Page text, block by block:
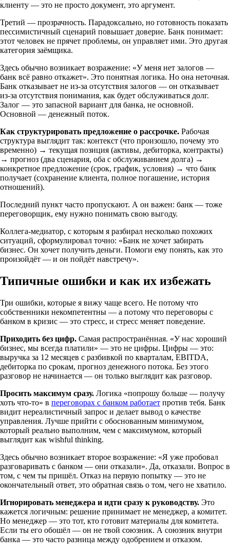
клиенту — это не просто документ, это аргумент.
Третий — прозрачность. Парадоксально, но готовность показать
пессимистичный сценарий повышает доверие. Банк понимает:
этот человек не прячет проблемы, он управляет ими. Это другая
категория заёмщика.
Здесь обычно возникает возражение: «У меня нет залогов —
банк всё равно откажет». Это понятная логика. Но она неточная.
Банк отказывает не из-за отсутствия залогов — он отказывает
из-за отсутствия понимания, как будет обслуживаться долг.
Залог — это запасной вариант для банка, не основной.
Основной — денежный поток.
Как структурировать предложение о рассрочке. Рабочая
структура выглядит так: контекст (что произошло, почему это
временно) → текущая позиция (активы, дебиторка, контракты)
→ прогноз (два сценария, оба с обслуживанием долга) →
конкретное предложение (срок, график, условия) → что банк
получает (сохранение клиента, полное погашение, история
отношений).
Последний пункт часто пропускают. А он важен: банк — тоже
переговорщик, ему нужно понимать свою выгоду.
Коллега-медиатор, с которым я разбирал несколько похожих
ситуаций, сформулировал точно: «Банк не хочет забирать
бизнес. Он хочет получить деньги. Помоги ему понять, как это
произойдёт — и он пойдёт навстречу».
Типичные ошибки и как их избежать
Три ошибки, которые я вижу чаще всего. Не потому что
собственники некомпетентны — а потому что переговоры с
банком в кризис — это стресс, и стресс меняет поведение.
Приходить без цифр. Самая распространённая. «У нас хороший
бизнес, мы всегда платили» — это не цифры. Цифры — это:
выручка за 12 месяцев с разбивкой по кварталам, EBITDA,
дебиторка по срокам, прогноз денежного потока. Без этого
разговор не начинается — он только выглядит как разговор.
Просить максимум сразу. Логика «попрошу больше — получу
хоть что-то» в переговорах с банком работает против тебя. Банк
видит нереалистичный запрос и делает вывод о качестве
управления. Лучше прийти с обоснованным минимумом,
который реально выполним, чем с максимумом, который
выглядит как wishful thinking.
Здесь обычно возникает второе возражение: «Я уже пробовал
разговаривать с банком — они отказали». Да, отказали. Вопрос в
том, с чем ты пришёл. Отказ на первую попытку — это не
окончательный ответ, это обратная связь о том, чего не хватило.
Игнорировать менеджера и идти сразу к руководству. Это
кажется логичным: решение принимает не менеджер, а комитет.
Но менеджер — это тот, кто готовит материалы для комитета.
Если ты его обошёл — он не твой союзник. А союзник внутри
банка — это часто разница между одобрением и отказом.